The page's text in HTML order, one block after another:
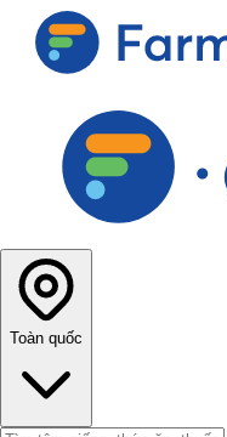
Toàn quốc